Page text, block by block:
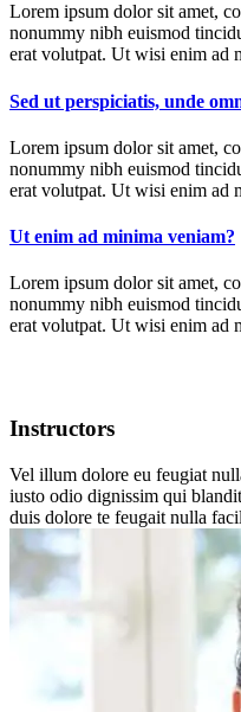
Lorem ipsum dolor sit amet,
nonummy nibh euismod
erat volutpat. Ut wisi enim ad
Sed ut perspiciatis, unde
Lorem ipsum dolor sit amet,
nonummy nibh euismod
erat volutpat. Ut wisi enim ad
Ut enim ad minima veniam?
Lorem ipsum dolor sit amet,
nonummy nibh euismod
erat volutpat. Ut wisi enim ad
Instructors
Vel illum dolore eu feugiat
iusto odio dignissim qui
duis dolore te feugait nulla